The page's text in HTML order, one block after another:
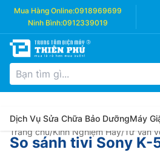
Mua Hàng Online:0918969699
Ninh Bình:0912339019
Dịch Vụ Sửa Chữa Bảo DưỡngMáy
Trang chủ/Kinh Nghiệm Hay/Tư Vấn
So sánh tivi Sony K-